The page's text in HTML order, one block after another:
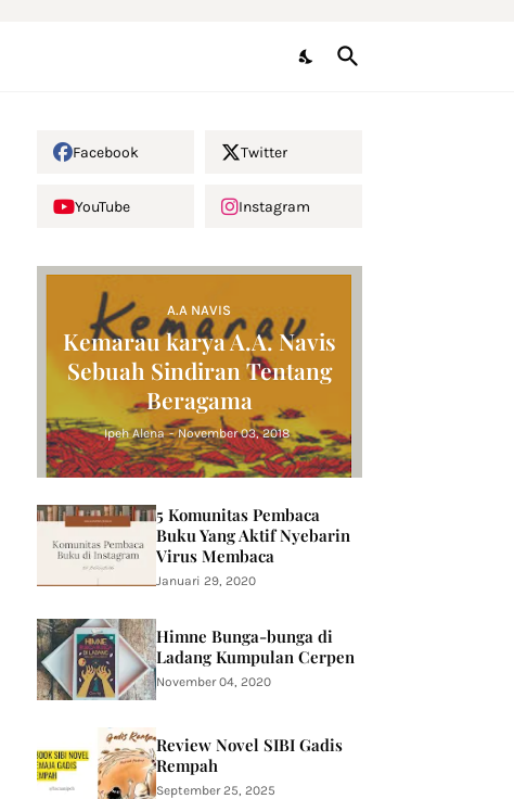
Facebook Twitter
YouTube Instagram
A.A NAVIS
Kemarau karya A.A. Navis
Sebuah Sindiran Tentang
Beragama
Ipeh Alena - November 03, 2018
5 Komunitas Pembaca
Buku Yang Aktif Nyebarin
Virus Membaca
Januari 29, 2020
Himne Bunga-bunga di
Ladang Kumpulan Cerpen
November 04, 2020
Review Novel SIBI Gadis
Rempah
September 25, 2025